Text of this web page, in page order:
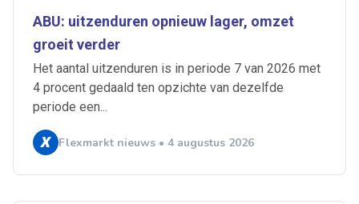
ABU: uitzenduren opnieuw lager, omzet
groeit verder
Het aantal uitzenduren is in periode 7 van 2026 met
4 procent gedaald ten opzichte van dezelfde
periode een...
Flexmarkt nieuws • 4 augustus 2026